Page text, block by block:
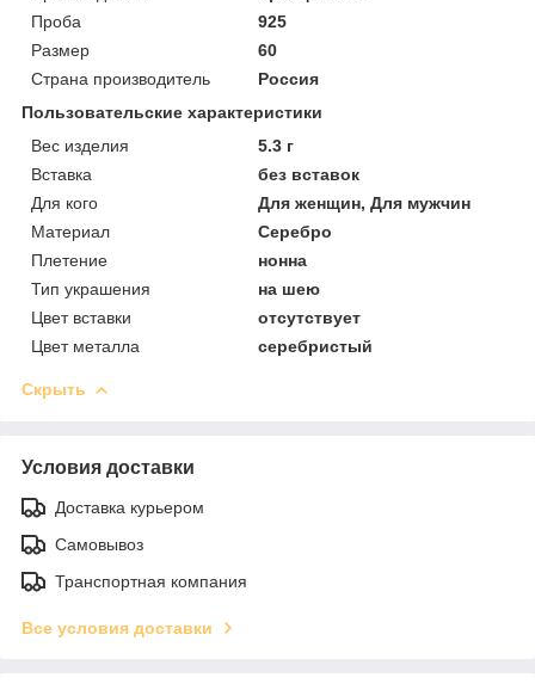
Проба
925
Размер
60
Страна производитель
Россия
Пользовательские характеристики
Вес изделия
5.3 г
Вставка
без вставок
Для кого
Для женщин, Для мужчин
Материал
Серебро
Плетение
нонна
Тип украшения
на шею
Цвет вставки
отсутствует
Цвет металла
серебристый
Скрыть
Условия доставки
Доставка курьером
Самовывоз
Транспортная компания
Все условия доставки